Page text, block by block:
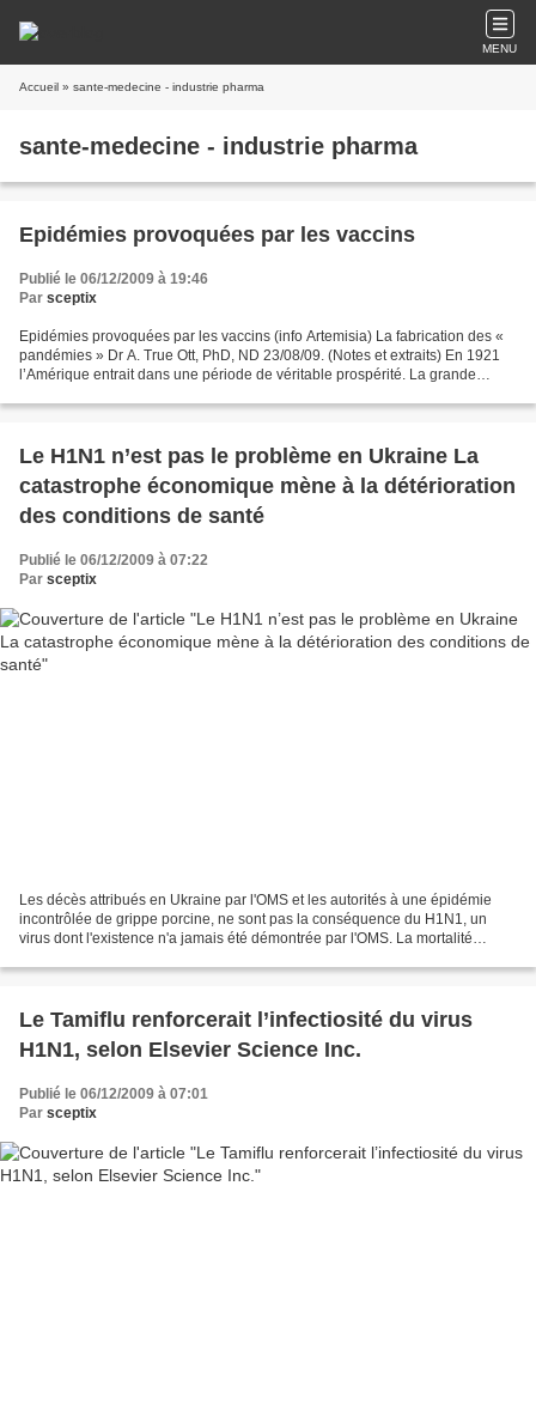
MENU
Accueil » sante-medecine - industrie pharma
sante-medecine - industrie pharma
Epidémies provoquées par les vaccins
Publié le 06/12/2009 à 19:46
Par sceptix
Epidémies provoquées par les vaccins (info Artemisia) La fabrication des «
pandémies » Dr A. True Ott, PhD, ND 23/08/09. (Notes et extraits) En 1921
l’Amérique entrait dans une période de véritable prospérité. La grande
Le H1N1 n’est pas le problème en Ukraine La
catastrophe économique mène à la détérioration
des conditions de santé
Publié le 06/12/2009 à 07:22
Par sceptix
Les décès attribués en Ukraine par l'OMS et les autorités à une épidémie
incontrôlée de grippe porcine, ne sont pas la conséquence du H1N1, un
virus dont l'existence n'a jamais été démontrée par l'OMS. La mortalité
Le Tamiflu renforcerait l’infectiosité du virus
H1N1, selon Elsevier Science Inc.
Publié le 06/12/2009 à 07:01
Par sceptix